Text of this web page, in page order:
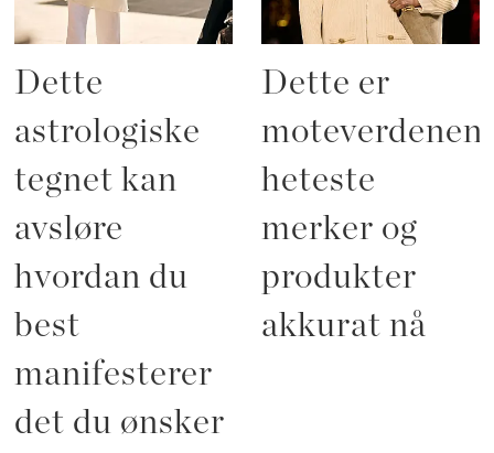
Dette
astrologiske
tegnet kan
avsløre
hvordan du
best
manifesterer
det du ønsker
Dette er
heteste
merker og
produkter
akkurat nå